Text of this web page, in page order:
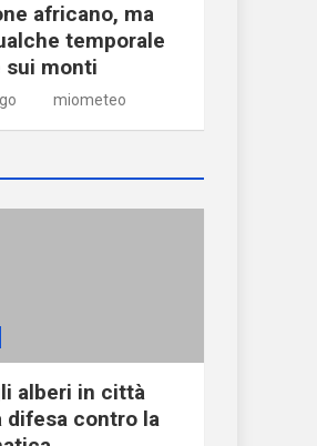
africano, ma
temporale
sui monti
miometeo
alberi in città
difesa contro la